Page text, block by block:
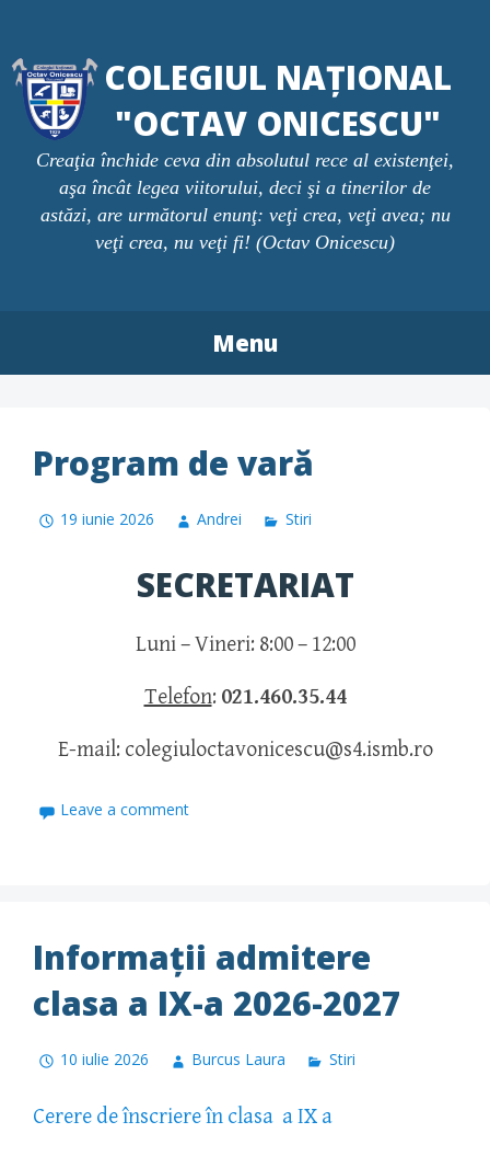
content
COLEGIUL NAȚIONAL
"OCTAV ONICESCU"
Creaţia închide ceva din absolutul rece al existenţei,
aşa încât legea viitorului, deci şi a tinerilor de
astăzi, are următorul enunţ: veţi crea, veţi avea; nu
veţi crea, nu veţi fi! (Octav Onicescu)
Menu
Program de vară
19 iunie 2026 Andrei Stiri
SECRETARIAT
Luni – Vineri: 8:00 – 12:00
Telefon: 021.460.35.44
E-mail: colegiuloctavonicescu@s4.ismb.ro
Leave a comment
Informații admitere
clasa a IX-a 2026-2027
10 iulie 2026 Burcus Laura Stiri
Cerere de înscriere în clasa a IX a